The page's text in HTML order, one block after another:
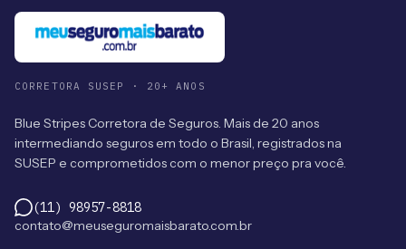
CORRETORA SUSEP · 20+ ANOS
Blue Stripes Corretora de Seguros. Mais de 20 anos
intermediando seguros em todo o Brasil, registrados na
SUSEP e comprometidos com o menor preço pra você.
(11) 98957-8818
contato@meuseguromaisbarato.com.br